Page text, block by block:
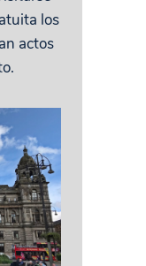
los
actos